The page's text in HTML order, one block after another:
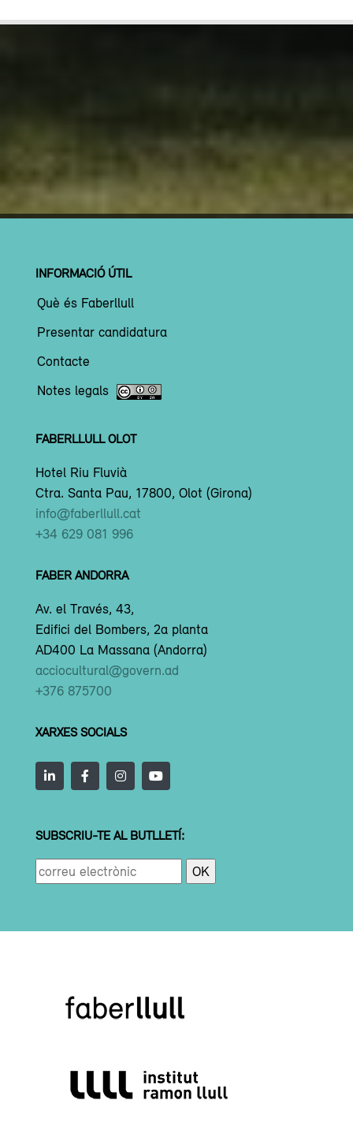
INFORMACIÓ ÚTIL
Què és Faberllull
Presentar candidatura
Contacte
Notes legals
FABERLLULL OLOT
Hotel Riu Fluvià
Ctra. Santa Pau, 17800, Olot (Girona)
info@faberllull.cat
+34 629 081 996
FABER ANDORRA
Av. el Través, 43,
Edifici del Bombers, 2a planta
AD400 La Massana (Andorra)
acciocultural@govern.ad
+376 875700
XARXES SOCIALS
SUBSCRIU-TE AL BUTLLETÍ: